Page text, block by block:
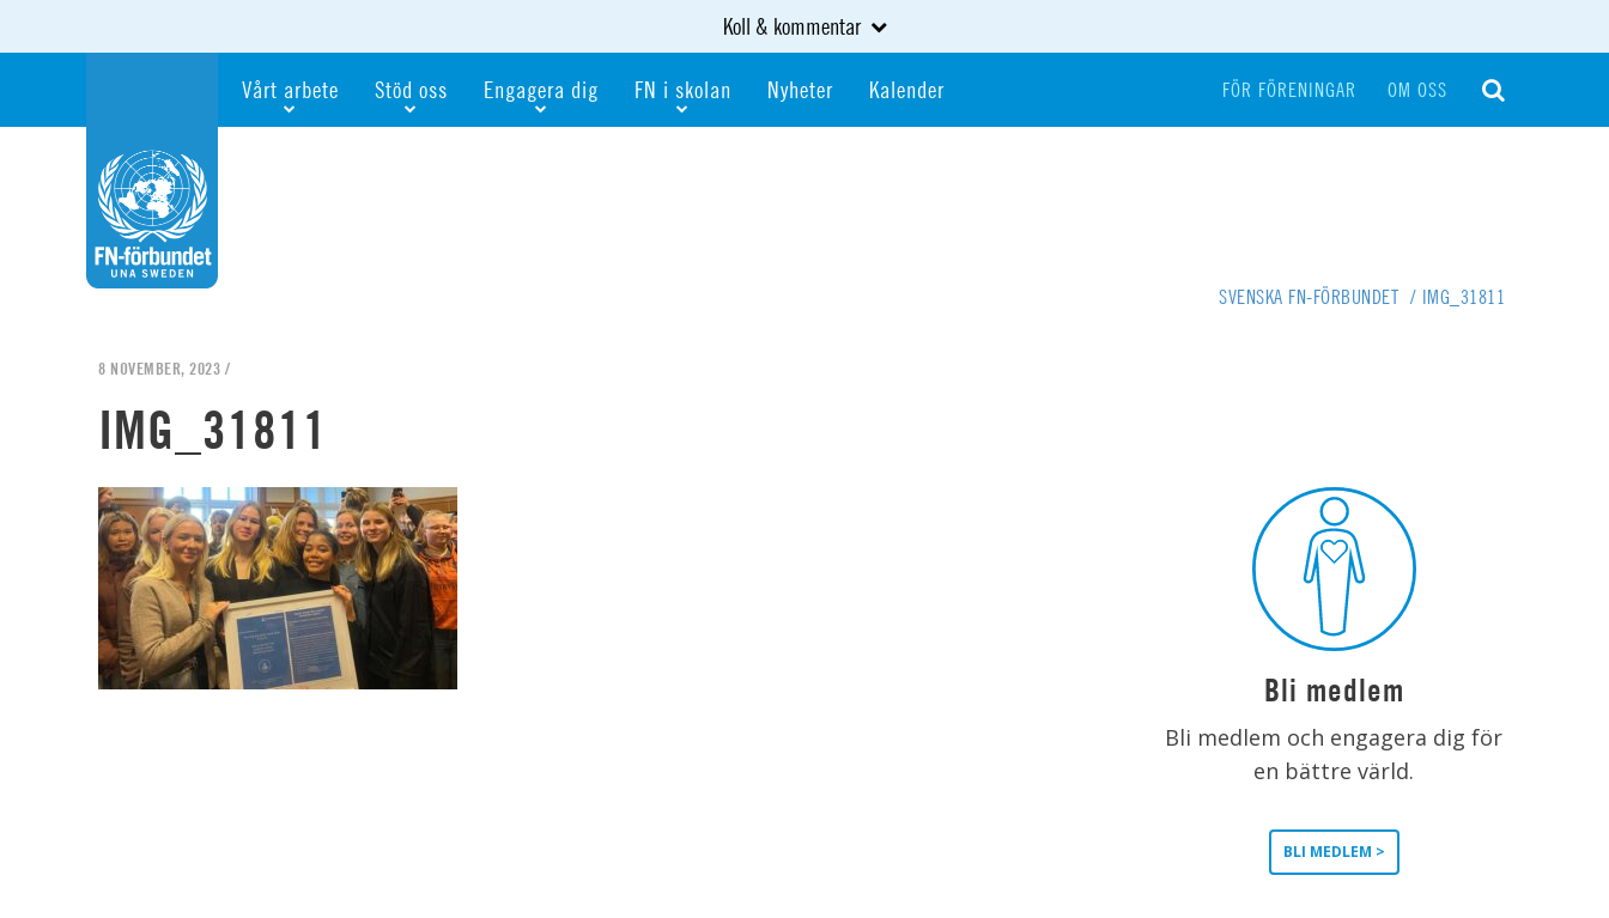
Koll & kommentar
Vårt arbete Stöd oss Engagera dig FN i skolan Nyheter Kalender FÖR FÖRENINGAR OM OSS
SVENSKA FN-FÖRBUNDET / IMG_31811
8 NOVEMBER, 2023 /
IMG_31811
Bli medlem
Bli medlem och engagera dig för
en bättre värld.
BLI MEDLEM >